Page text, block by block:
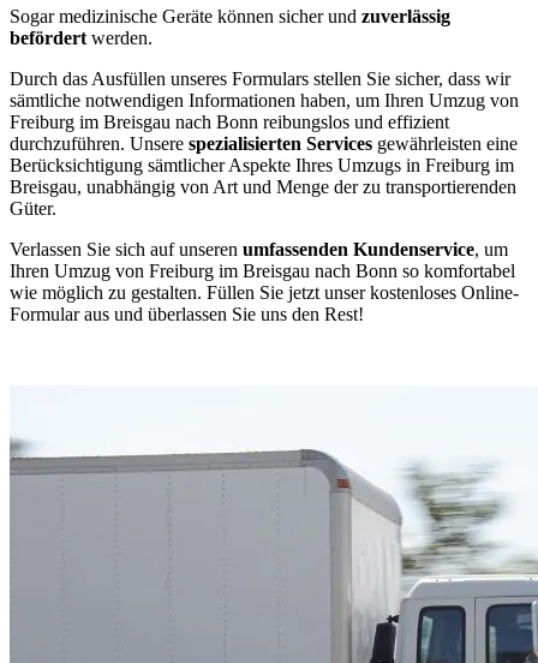
Sogar medizinische Geräte können sicher und zuverlässig
befördert werden.
Durch das Ausfüllen unseres Formulars stellen Sie sicher, dass wir
sämtliche notwendigen Informationen haben, um Ihren Umzug von
Freiburg im Breisgau nach Bonn reibungslos und effizient
durchzuführen. Unsere spezialisierten Services gewährleisten eine
Berücksichtigung sämtlicher Aspekte Ihres Umzugs in Freiburg im
Breisgau, unabhängig von Art und Menge der zu transportierenden
Güter.
Verlassen Sie sich auf unseren umfassenden Kundenservice, um
Ihren Umzug von Freiburg im Breisgau nach Bonn so komfortabel
wie möglich zu gestalten. Füllen Sie jetzt unser kostenloses Online-
Formular aus und überlassen Sie uns den Rest!